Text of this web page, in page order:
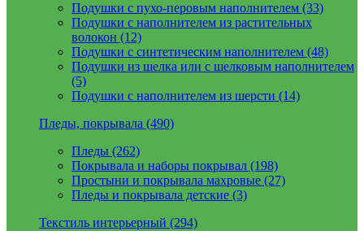
Подушки с пухо-перовым наполнителем (33)
Подушки с наполнителем из растительных
волокон (12)
Подушки с синтетическим наполнителем (48)
Подушки из шелка или с шелковым наполнителем
(5)
Подушки с наполнителем из шерсти (14)
Пледы, покрывала (490)
Пледы (262)
Покрывала и наборы покрывал (198)
Простыни и покрывала махровые (27)
Пледы и покрывала детские (3)
Текстиль интерьерный (294)